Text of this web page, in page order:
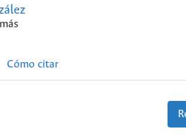
Cómo citar